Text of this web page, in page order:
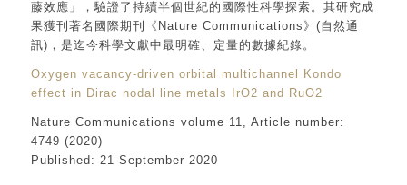
藤效應」，驗證了持續半個世紀的國際性科學探索。其研究成
果獲刊著名國際期刊《Nature Communications》(自然通
訊)，是迄今科學文獻中最明確、定量的數據紀錄。
Oxygen vacancy-driven orbital multichannel Kondo
effect in Dirac nodal line metals IrO2 and RuO2
Nature Communications volume 11, Article number:
4749 (2020)
Published: 21 September 2020